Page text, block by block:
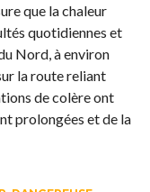
que la chaleur
quotidiennes et
Nord, à environ
la route reliant
de colère ont
prolongées et de la